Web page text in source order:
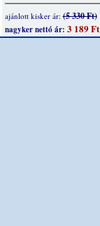
ajánlott kisker ár:(5 330 Ft)
nagyker nettó ár: 3 189 Ft